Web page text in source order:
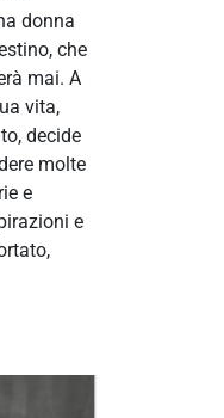
donna
che
mai. A
vita,
decide
molte
e
e